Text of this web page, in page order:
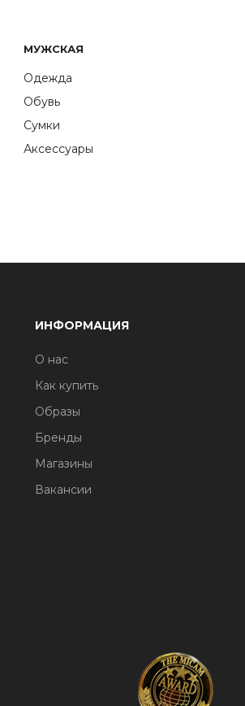
МУЖСКАЯ
Одежда
Обувь
Сумки
Аксессуары
ИНФОРМАЦИЯ
О нас
Как купить
Образы
Бренды
Магазины
Вакансии